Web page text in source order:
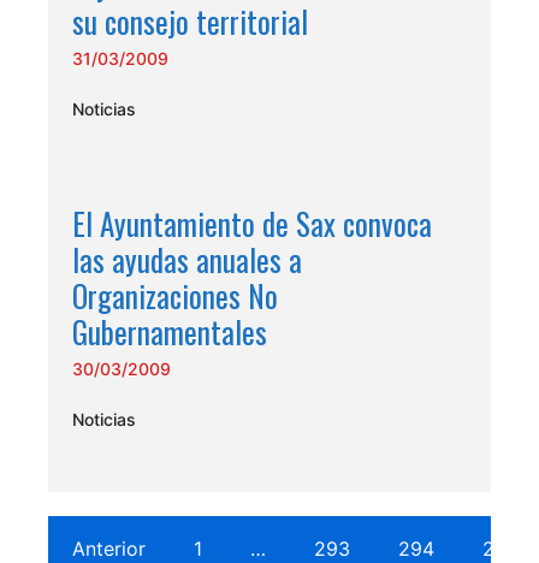
su consejo territorial
31/03/2009
Noticias
El Ayuntamiento de Sax convoca
las ayudas anuales a
Organizaciones No
Gubernamentales
30/03/2009
Noticias
Anterior 1 … 293 294 295